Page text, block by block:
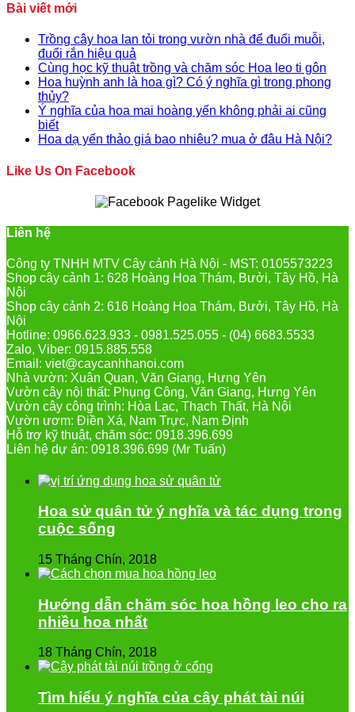
Bài viết mới
Trồng cây hoa lan tỏi trong vườn nhà để đuổi muỗi,
đuổi rắn hiệu quả
Cùng học kỹ thuật trồng và chăm sóc Hoa leo ti gôn
Hoa huỳnh anh là hoa gì? Có ý nghĩa gì trong phong
thủy?
Ý nghĩa của hoa mai hoàng yến không phải ai cũng
biết
Hoa dạ yến thảo giá bao nhiêu? mua ở đâu Hà Nội?
Like Us On Facebook
Liên hệ
Công ty TNHH MTV Cây cảnh Hà Nội - MST: 0105573223
Shop cây cảnh 1: 628 Hoàng Hoa Thám, Bưởi, Tây Hồ, Hà
Nội
Shop cây cảnh 2: 616 Hoàng Hoa Thám, Bưởi, Tây Hồ, Hà
Nội
Hotline: 0966.623.933 - 0981.525.055 - (04) 6683.5533
Zalo, Viber: 0915.885.558
Email: viet@caycanhhanoi.com
Nhà vườn: Xuân Quan, Văn Giang, Hưng Yên
Vườn cây nội thất: Phụng Công, Văn Giang, Hưng Yên
Vườn cây công trình: Hòa Lạc, Thạch Thất, Hà Nội
Vườn ươm: Điền Xá, Nam Trực, Nam Định
Hỗ trợ kỹ thuật, chăm sóc: 0918.396.699
Liên hệ dự án: 0918.396.699 (Mr Tuấn)
Hoa sử quân tử ý nghĩa và tác dụng trong
cuộc sống
15 Tháng Chín, 2018
Hướng dẫn chăm sóc hoa hồng leo cho ra
nhiều hoa nhất
18 Tháng Chín, 2018
Tìm hiểu ý nghĩa của cây phát tài núi